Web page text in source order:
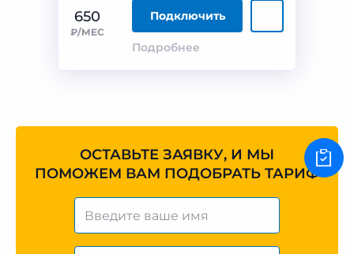
650
₽/МЕС
Подключить
Подробнее
ОСТАВЬТЕ ЗАЯВКУ, И МЫ
ПОМОЖЕМ ВАМ ПОДОБРАТЬ ТАРИФ